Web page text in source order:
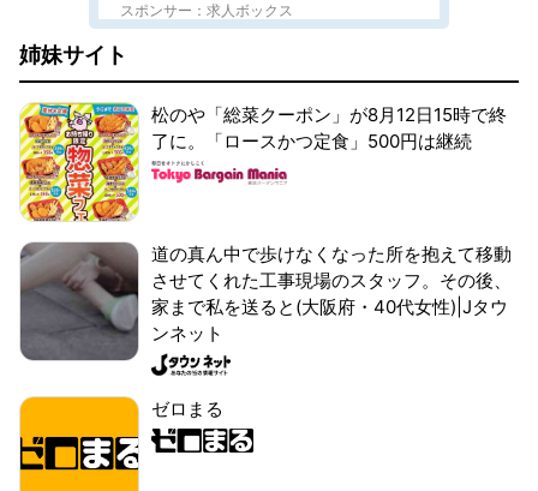
スポンサー：求人ボックス
姉妹サイト
松のや「総菜クーポン」が8月12日15時で終
了に。「ロースかつ定食」500円は継続
道の真ん中で歩けなくなった所を抱えて移動
させてくれた工事現場のスタッフ。その後、
家まで私を送ると(大阪府・40代女性)|Jタウ
ンネット
ゼロまる